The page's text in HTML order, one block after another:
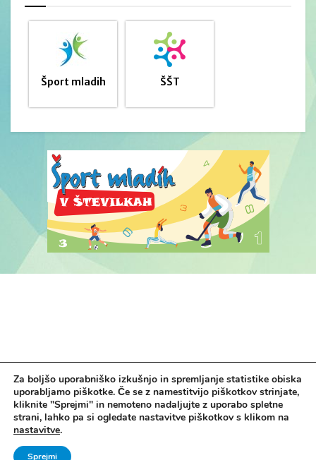
Šport mladih ŠŠT
Vse pravice pridržane. © 2006 - 2024 Ministrstvo za šolstvo in šport -
Za boljšo uporabniško izkušnjo in spremljanje statistike obiska
uporabljamo piškotke. Če se z namestitvijo piškotkov strinjate,
kliknite "Sprejmi" in nemoteno nadaljujte z uporabo spletne
strani, lahko pa si ogledate nastavitve piškotkov s klikom na
nastavitve.
Sprejmi